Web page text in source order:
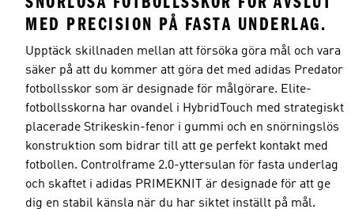
MED PRECISION PÅ FASTA UNDERLAG.
Upptäck skillnaden mellan att försöka göra mål och vara
säker på att du kommer att göra det med adidas Predator
fotbollsskor som är designade för målgörare. Elite-
fotbollsskorna har ovandel i HybridTouch med strategiskt
placerade Strikeskin-fenor i gummi och en snörningslös
konstruktion som bidrar till att ge perfekt kontakt med
fotbollen. Controlframe 2.0-yttersulan för fasta underlag
och skaftet i adidas PRIMEKNIT är designade för att ge
dig en stabil känsla när du har siktet inställt på mål.